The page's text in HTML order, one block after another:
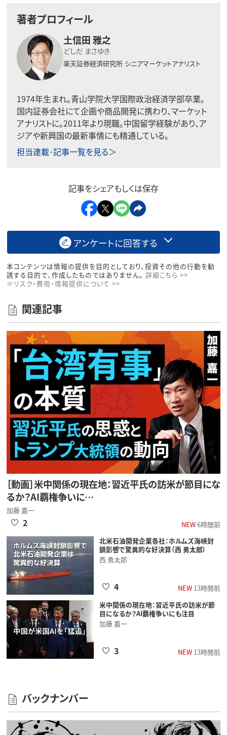
著者プロフィール
土信田 雅之
どしだ まさゆき
楽天証券経済研究所 シニアマーケットアナリスト
1974年生まれ。青山学院大学国際政治経済学部卒業。
国内証券会社にて企画や商品開発に携わり、マーケット
アナリストに。2011年より現職。中国留学経験があり、ア
ジアや新興国の最新事情にも精通している。
担当連載･記事一覧を見る＞
記事をシェアもしくは保存
アンケートに回答する
本コンテンツは情報の提供を目的としており、投資その他の行動を勧
誘する目的で、作成したものではありません。 詳細こちら >>
※リスク・費用・情報提供について >>
関連記事
［動画］米中関係の現在地：習近平氏の訪米が節目にな
るか？AI覇権争いに…
加藤 嘉一
NEW6時間前
2
北米石油開発企業各社：ホルムズ海峡封
鎖影響で驚異的な好決算（西 勇太郎）
西 勇太郎
NEW13時間前
4
米中関係の現在地：習近平氏の訪米が節
目になるか？AI覇権争いにも注目
加藤 嘉一
NEW13時間前
3
バックナンバー